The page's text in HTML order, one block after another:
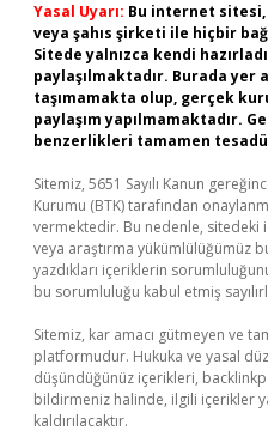
Yasal Uyarı: Bu internet
veya şahıs şirketi ile hiçbir
Sitede yalnızca kendi
paylaşılmaktadır. Burada
taşımamakta olup, gerçek
paylaşım yapılmamaktadır.
benzerlikleri tamamen
Sitemiz, 5651 Sayılı Kanun
Kurumu (BTK) tarafından
vermektedir. Bu nedenle,
veya araştırma yükümlülüğümüz
yazdıkları içeriklerin
bu sorumluluğu kabul etmiş
Sitemiz, kar amacı gütmeyen ve
platformudur. Hukuka ve yasal
düşündüğünüz içerikleri,
bildirmeniz halinde, ilgili içerikler
kaldırılacaktır.